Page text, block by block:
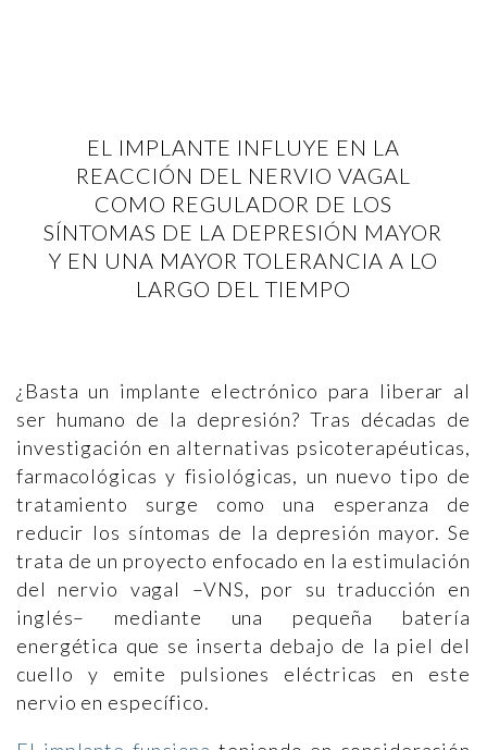
EL IMPLANTE INFLUYE EN LA
REACCIÓN DEL NERVIO VAGAL
COMO REGULADOR DE LOS
SÍNTOMAS DE LA DEPRESIÓN MAYOR
Y EN UNA MAYOR TOLERANCIA A LO
LARGO DEL TIEMPO
¿Basta un implante electrónico para liberar al
ser humano de la depresión? Tras décadas de
investigación en alternativas psicoterapéuticas,
farmacológicas y fisiológicas, un nuevo tipo de
tratamiento surge como una esperanza de
reducir los síntomas de la depresión mayor. Se
trata de un proyecto enfocado en la estimulación
del nervio vagal –VNS, por su traducción en
inglés– mediante una pequeña batería
energética que se inserta debajo de la piel del
cuello y emite pulsiones eléctricas en este
nervio en específico.